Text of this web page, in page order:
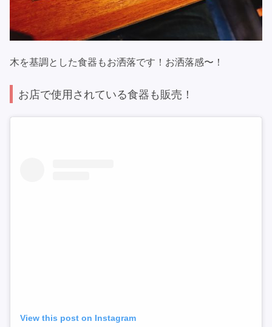
木を基調とした食器もお洒落です！お洒落感〜！
お店で使用されている食器も販売！
View this post on Instagram